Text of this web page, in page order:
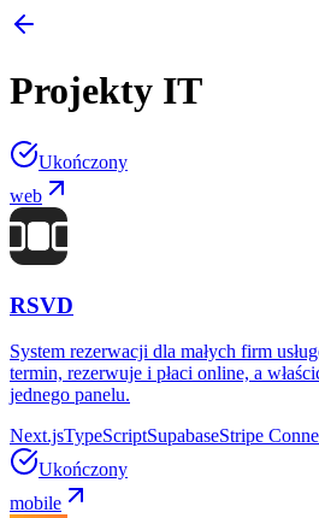
Projekty IT
Ukończony
web
RSVD
System rezerwacji dla małych firm
termin, rezerwuje i płaci online, a
jednego panelu.
Next.jsTypeScriptSupabaseStripe
Ukończony
mobile